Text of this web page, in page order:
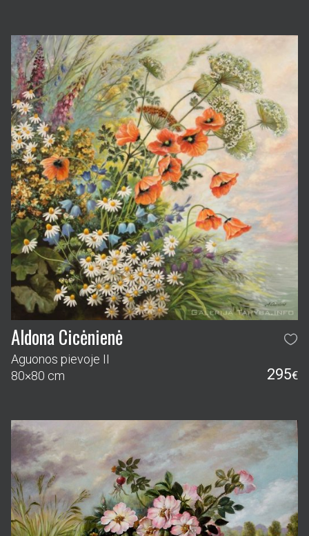
Aldona Cicėnienė
Aguonos pievoje II
80×80 cm
295€